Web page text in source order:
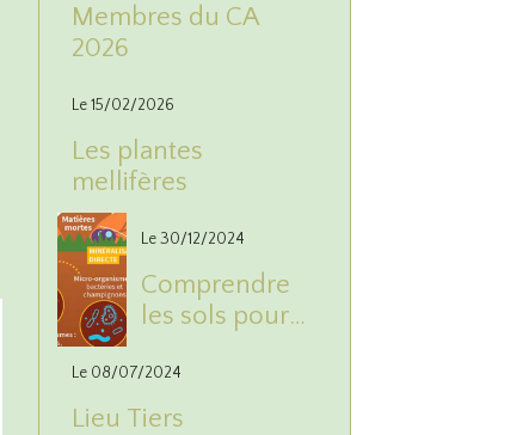
Membres du CA
2026
Le 15/02/2026
Les plantes
mellifères
Le 30/12/2024
Comprendre
les sols pour
Le 08/07/2024
Lieu Tiers